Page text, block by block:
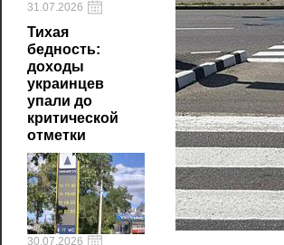
31.07.2026
Тихая
бедность:
доходы
украинцев
упали до
критической
отметки
30.07.2026